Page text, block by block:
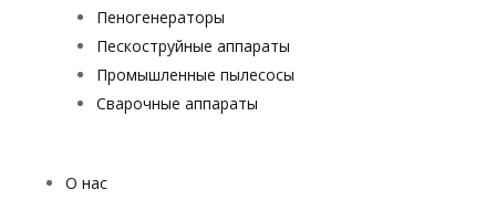
Пеногенераторы
Пескоструйные аппараты
Промышленные пылесосы
Сварочные аппараты
О нас